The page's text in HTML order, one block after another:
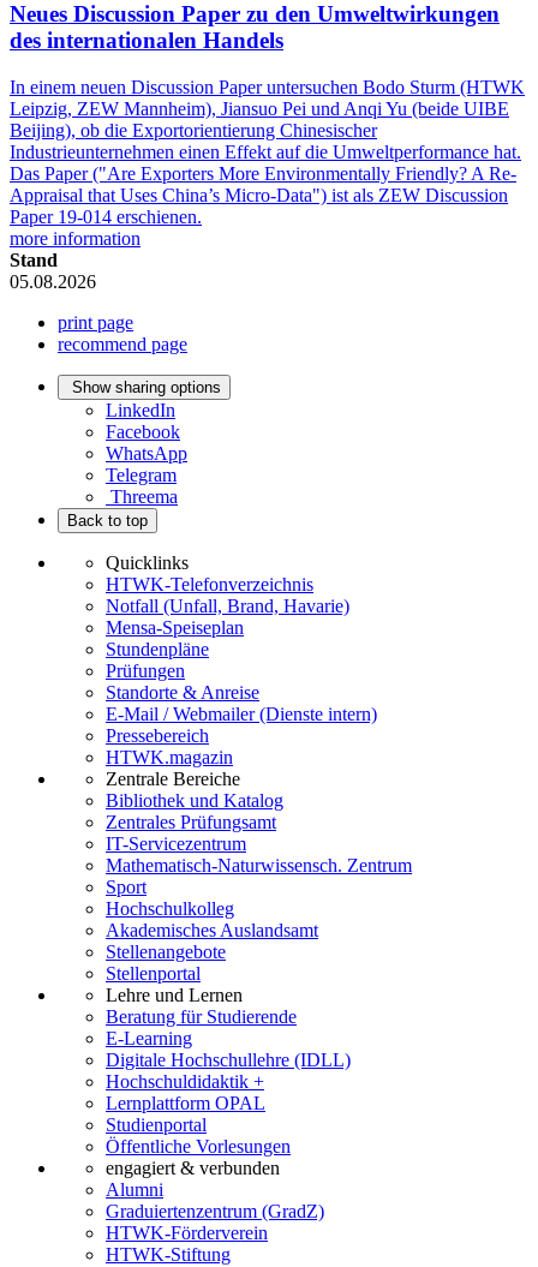
Neues Discussion Paper zu den Umweltwirkungen
des internationalen Handels
In einem neuen Discussion Paper untersuchen Bodo Sturm (HTWK
Leipzig, ZEW Mannheim), Jiansuo Pei und Anqi Yu (beide UIBE
Beijing), ob die Exportorientierung Chinesischer
Industrieunternehmen einen Effekt auf die Umweltperformance hat.
Das Paper ("Are Exporters More Environmentally Friendly? A Re-
Appraisal that Uses China’s Micro-Data") ist als ZEW Discussion
Paper 19-014 erschienen.
more information
Stand
05.08.2026
print page
recommend page
Show sharing options
LinkedIn
Facebook
WhatsApp
Telegram
Threema
Back to top
Quicklinks
HTWK-Telefonverzeichnis
Notfall (Unfall, Brand, Havarie)
Mensa-Speiseplan
Stundenpläne
Prüfungen
Standorte & Anreise
E-Mail / Webmailer (Dienste intern)
Pressebereich
HTWK.magazin
Zentrale Bereiche
Bibliothek und Katalog
Zentrales Prüfungsamt
IT-Servicezentrum
Mathematisch-Naturwissensch. Zentrum
Sport
Hochschulkolleg
Akademisches Auslandsamt
Stellenangebote
Stellenportal
Lehre und Lernen
Beratung für Studierende
E-Learning
Digitale Hochschullehre (IDLL)
Hochschuldidaktik +
Lernplattform OPAL
Studienportal
Öffentliche Vorlesungen
engagiert & verbunden
Alumni
Graduiertenzentrum (GradZ)
HTWK-Förderverein
HTWK-Stiftung